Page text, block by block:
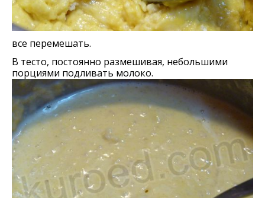
все перемешать.
В тесто, постоянно размешивая, небольшими
порциями подливать молоко.